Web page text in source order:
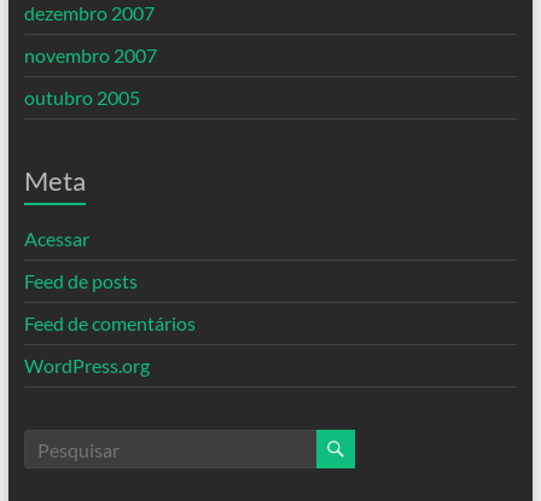
dezembro 2007
novembro 2007
outubro 2005
Meta
Acessar
Feed de posts
Feed de comentários
WordPress.org